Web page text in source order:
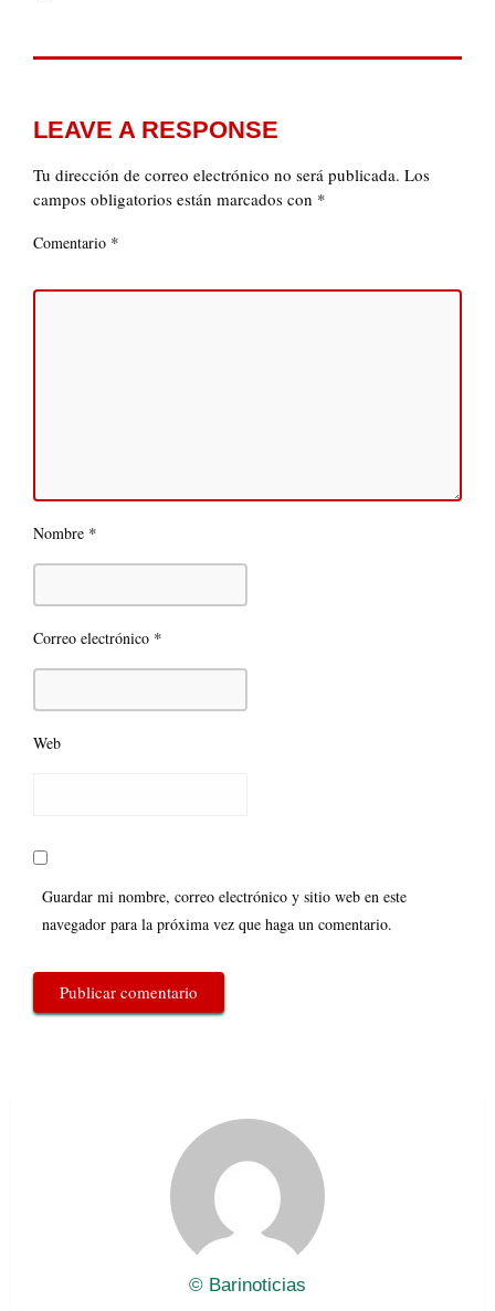
LEAVE A RESPONSE
Tu dirección de correo electrónico no será publicada. Los
campos obligatorios están marcados con *
Comentario *
Nombre *
Correo electrónico *
Web
Guardar mi nombre, correo electrónico y sitio web en este
navegador para la próxima vez que haga un comentario.
© Barinoticias